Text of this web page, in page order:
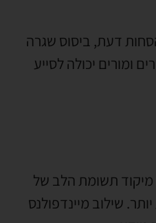
דעת, ביסוס שגרה
ומורים יכולה לסייע
מיקוד תשומת הלב של
שילוב מיינדפולנס